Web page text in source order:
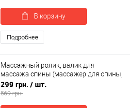
В корзину
Подробнее
Массажный ролик, валик для
массажа спины (массажер для спины,
шеи, ног) OSPORT 33*13см (MS 0857-4)
299 грн. / шт.
569 грн.